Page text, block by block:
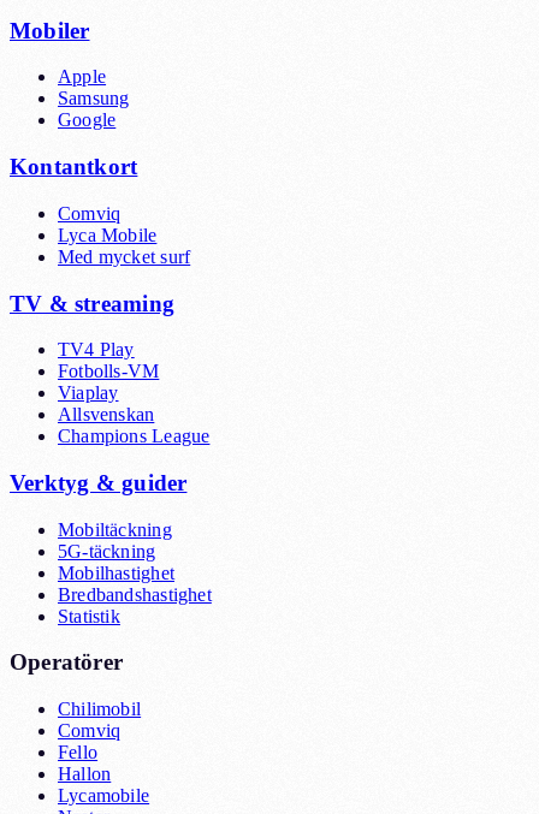
Mobiler
Apple
Samsung
Google
Kontantkort
Comviq
Lyca Mobile
Med mycket surf
TV & streaming
TV4 Play
Fotbolls-VM
Viaplay
Allsvenskan
Champions League
Verktyg & guider
Mobiltäckning
5G-täckning
Mobilhastighet
Bredbandshastighet
Statistik
Operatörer
Chilimobil
Comviq
Fello
Hallon
Lycamobile